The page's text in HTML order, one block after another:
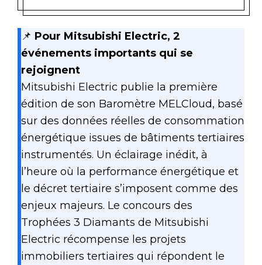
📌 Pour Mitsubishi Electric, 2
événements importants qui se
rejoignent
Mitsubishi Electric publie la première
édition de son Baromètre MELCloud, basé
sur des données réelles de consommation
énergétique issues de bâtiments tertiaires
instrumentés. Un éclairage inédit, à
l’heure où la performance énergétique et
le décret tertiaire s’imposent comme des
enjeux majeurs. Le concours des
Trophées 3 Diamants de Mitsubishi
Electric récompense les projets
immobiliers tertiaires qui répondent le